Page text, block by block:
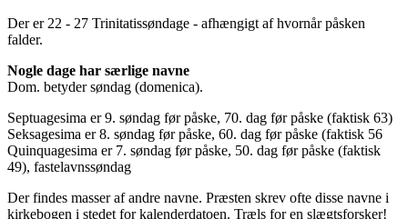
Der er 22 - 27 Trinitatissøndage - afhængigt af hvornår påsken
falder.
Nogle dage har særlige navne
Dom. betyder søndag (domenica).
Septuagesima er 9. søndag før påske, 70. dag før påske (faktisk 63)
Seksagesima er 8. søndag før påske, 60. dag før påske (faktisk 56
Quinquagesima er 7. søndag før påske, 50. dag før påske (faktisk
49), fastelavnssøndag
Der findes masser af andre navne. Præsten skrev ofte disse navne i
kirkebogen i stedet for kalenderdatoen. Træls for en slægtsforsker!